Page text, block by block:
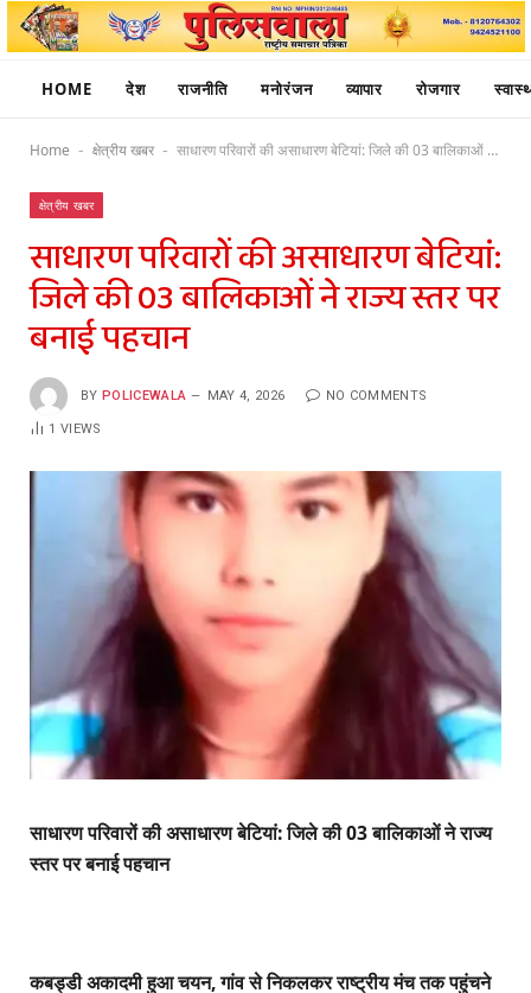
HOME देश राजनीति मनोरंजन व्यापार रोजगार
Home - क्षेत्रीय खबर - साधारण परिवारों की असाधारण बेटियां: जिले की 03 बालिकाओं ने राज्य स्तर पर बनाई पहचान
क्षेत्रीय खबर
साधारण परिवारों की असाधारण बेटियां:
जिले की 03 बालिकाओं ने राज्य स्तर पर
बनाई पहचान
BY POLICEWALA MAY 4, 2026 NO COMMENTS
1VIEWS
साधारण परिवारों की असाधारण बेटियां: जिले की 03 बालिकाओं ने राज्य
स्तर पर बनाई पहचान
कबड्डी अकादमी हुआ चयन, गांव से निकलकर राष्ट्रीय मंच तक पहुंचने